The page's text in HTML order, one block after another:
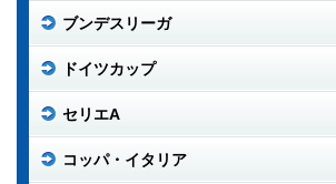
ブンデスリーガ
ドイツカップ
セリエA
コッパ・イタリア